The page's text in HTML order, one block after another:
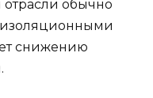
обычно
снижению